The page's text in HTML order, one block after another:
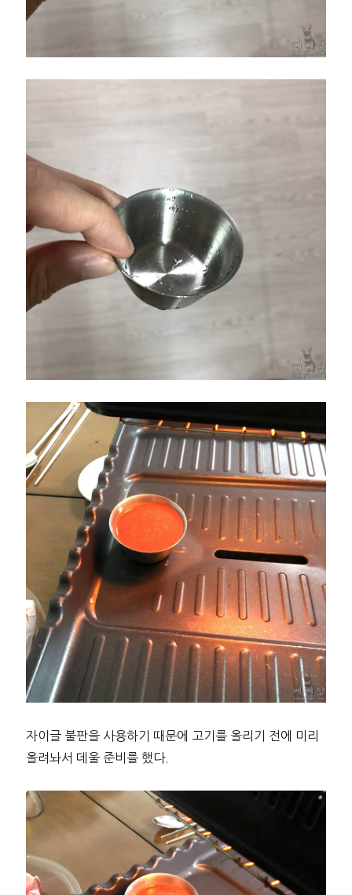
자이글 불판을 사용하기 때문에 고기를 올리기 전에 미리
올려놔서 데울 준비를 했다.